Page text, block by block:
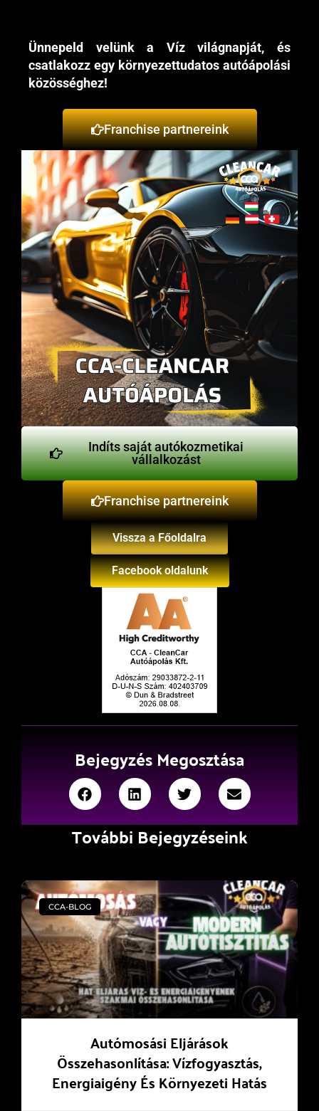
Ünnepeld velünk a Víz világnapját, és
csatlakozz egy környezettudatos autóápolási
közösséghez!
Franchise partnereink
Indíts saját autókozmetikai
vállalkozást
Franchise partnereink
Vissza a Főoldalra
Facebook oldalunk
Bejegyzés Megosztása
További Bejegyzéseink
CCA-BLOG
Autómosási Eljárások
Összehasonlítása: Vízfogyasztás,
Energiaigény És Környezeti Hatás